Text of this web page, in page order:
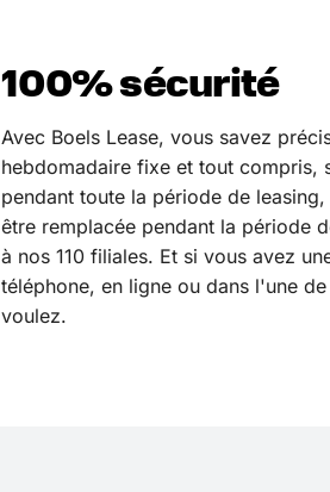
100% sécurité
Avec Boels Lease, vous savez
hebdomadaire fixe et tout compris,
pendant toute la période de
être remplacée pendant la période
à nos 110 filiales. Et si vous avez
téléphone, en ligne ou dans l'une
voulez.